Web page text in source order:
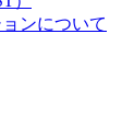
ンについて